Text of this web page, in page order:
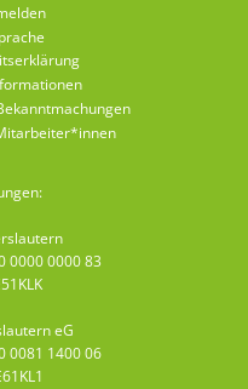
0000 0000 83
eG
0081 1400 06